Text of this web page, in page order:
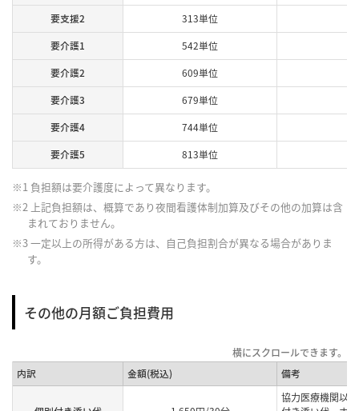
要支援2
313単位
要介護1
542単位
要介護2
609単位
要介護3
679単位
要介護4
744単位
要介護5
813単位
※1 負担額は要介護度によって異なります。
※2 上記負担額は、概算であり夜間看護体制加算及びその他の加算は含
まれておりません。
※3 一定以上の所得がある方は、自己負担割合が異なる場合がありま
す。
その他の月額ご負担費用
内訳 金額(税込) 備考
協力医療機関以